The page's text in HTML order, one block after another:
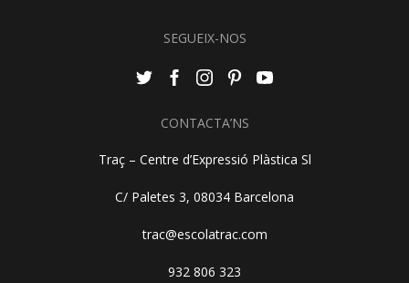
SEGUEIX-NOS
CONTACTA’NS
Traç – Centre d’Expressió Plàstica Sl
C/ Paletes 3, 08034 Barcelona
trac@escolatrac.com
932 806 323